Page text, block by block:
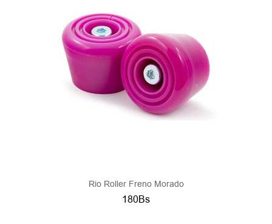
Rio Roller Freno Morado
180Bs